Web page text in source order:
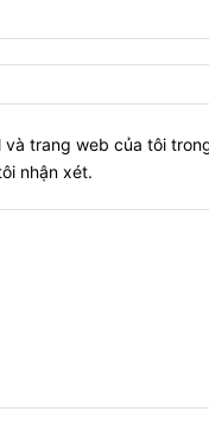
và trang web của tôi
nhận xét.